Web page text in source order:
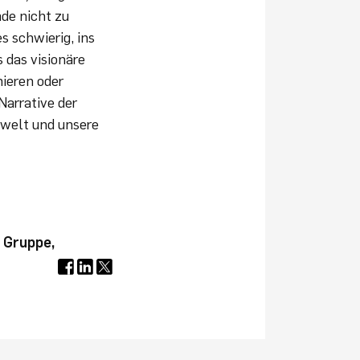
nicht zu
schwierig, ins
visionäre
oder
der
und unsere